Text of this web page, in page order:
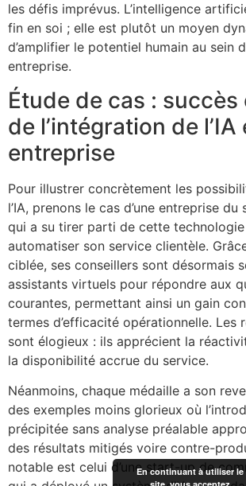
les défis imprévus. L’intelligence
fin en soi ; elle est plutôt un moyen
d’amplifier le potentiel humain au sein
entreprise.
Étude de cas : succès
de l’intégration de l’IA
entreprise
Pour illustrer concrètement les
l’IA, prenons le cas d’une entreprise
qui a su tirer parti de cette
automatiser son service clientèle.
ciblée, ses conseillers sont désormais
assistants virtuels pour répondre aux
courantes, permettant ainsi un gain
termes d’efficacité opérationnelle. Les
sont élogieux : ils apprécient la
la disponibilité accrue du service.
Néanmoins, chaque médaille a son
des exemples moins glorieux où
précipitée sans analyse préalable
des résultats mitigés voire contre-
notable est celui d’une start-up de
En continuant à utiliser le